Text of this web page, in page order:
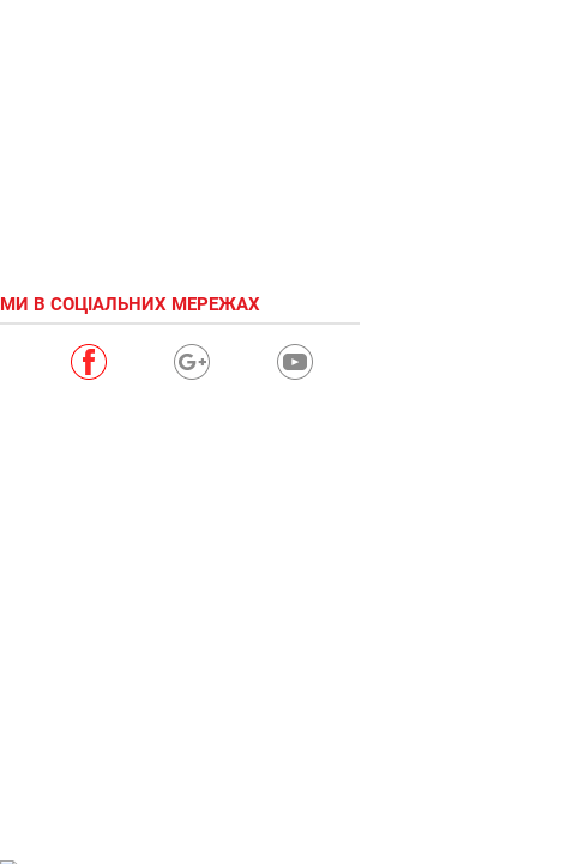
МИ В СОЦІАЛЬНИХ МЕРЕЖАХ